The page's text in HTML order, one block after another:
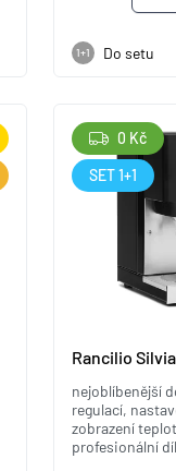
1+1 Do setu
Rancilio
nejoblíbenější
regulací,
zobrazení
profesionální
0 Kč
SET 1+1